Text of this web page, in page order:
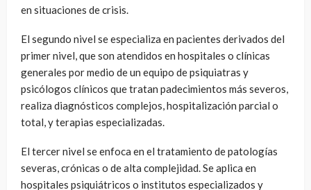
en situaciones de crisis.
El segundo nivel se especializa en pacientes derivados del
primer nivel, que son atendidos en hospitales o clínicas
generales por medio de un equipo de psiquiatras y
psicólogos clínicos que tratan padecimientos más severos,
realiza diagnósticos complejos, hospitalización parcial o
total, y terapias especializadas.
El tercer nivel se enfoca en el tratamiento de patologías
severas, crónicas o de alta complejidad. Se aplica en
hospitales psiquiátricos o institutos especializados y